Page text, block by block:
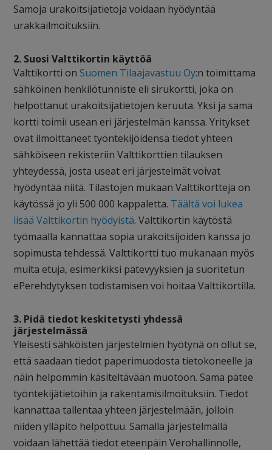
Samoja urakoitsijatietoja voidaan hyödyntää
urakkailmoituksiin.
2. Suosi Valttikortin käyttöä
Valttikortti on Suomen Tilaajavastuu Oy:n toimittama
sähköinen henkilötunniste eli sirukortti, joka on
helpottanut urakoitsijatietojen keruuta. Yksi ja sama
kortti toimii usean eri järjestelmän kanssa. Yritykset
ovat ilmoittaneet työntekijöidensä tiedot yhteen
sähköiseen rekisteriin Valttikorttien tilauksen
yhteydessä, josta useat eri järjestelmät voivat
hyödyntää niitä. Tilastojen mukaan Valttikortteja on
käytössä jo yli 500 000 kappaletta. Täältä voi lukea
lisää Valttikortin hyödyistä. Valttikortin käytöstä
työmaalla kannattaa sopia urakoitsijoiden kanssa jo
sopimusta tehdessä. Valttikortti tuo mukanaan myös
muita etuja, esimerkiksi pätevyyksien ja suoritetun
ePerehdytyksen todistamisen voi hoitaa Valttikortilla.
3. Pidä tiedot keskitetysti yhdessä
järjestelmässä
Yleisesti sähköisten järjestelmien hyötynä on ollut se,
että saadaan tiedot paperimuodosta tietokoneelle ja
näin helpommin käsiteltävään muotoon. Sama pätee
työntekijätietoihin ja rakentamisilmoituksiin. Tiedot
kannattaa tallentaa yhteen järjestelmään, jolloin
niiden ylläpito helpottuu. Samalla järjestelmällä
voidaan lähettää tiedot eteenpäin Verohallinnolle,